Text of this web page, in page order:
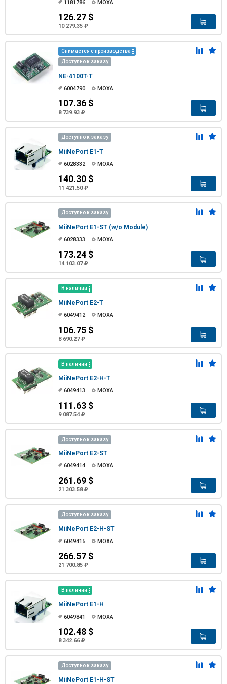
1181786 MOXA
126.27 $
10 279.35 ₽
Снимается с производства
Доступно к заказу
NE-4100T-T
6004790 MOXA
107.36 $
8 739.93 ₽
Доступно к заказу
MiiNePort E1-T
6028332 MOXA
140.30 $
11 421.50 ₽
Доступно к заказу
MiiNePort E1-ST (w/o Module)
6028333 MOXA
173.24 $
14 103.07 ₽
В наличии
MiiNePort E2-T
6049412 MOXA
106.75 $
8 690.27 ₽
В наличии
MiiNePort E2-H-T
6049413 MOXA
111.63 $
9 087.54 ₽
Доступно к заказу
MiiNePort E2-ST
6049414 MOXA
261.69 $
21 303.58 ₽
Доступно к заказу
MiiNePort E2-H-ST
6049415 MOXA
266.57 $
21 700.85 ₽
В наличии
MiiNePort E1-H
6049841 MOXA
102.48 $
8 342.66 ₽
Доступно к заказу
MiiNePort E1-H-ST